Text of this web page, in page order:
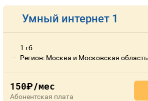
Умный интернет 1
1 гб
Регион: Москва и Московская область
150руб./мес
Абонентская плата